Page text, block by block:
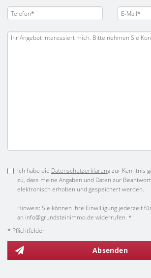
Ich habe die Datenschutzerklärungzur Kenntnis
zu, dass meine Angaben und Daten zur
elektronisch erhoben und gespeichert werden.
Hinweis: Sie können Ihre Einwilligung jederzeit
an info@grundsteinimmo.de widerrufen. *
* Pflichtfelder
Absenden